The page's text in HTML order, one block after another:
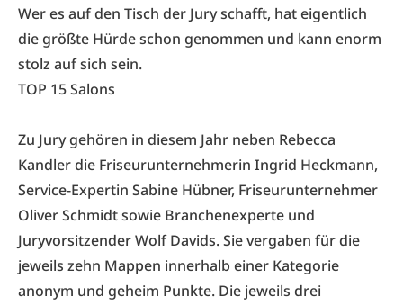
Wer es auf den Tisch der Jury schafft, hat eigentlich
die größte Hürde schon genommen und kann enorm
stolz auf sich sein.
TOP 15 Salons
Zu Jury gehören in diesem Jahr neben Rebecca
Kandler die Friseurunternehmerin Ingrid Heckmann,
Service-Expertin Sabine Hübner, Friseurunternehmer
Oliver Schmidt sowie Branchenexperte und
Juryvorsitzender Wolf Davids. Sie vergaben für die
jeweils zehn Mappen innerhalb einer Kategorie
anonym und geheim Punkte. Die jeweils drei